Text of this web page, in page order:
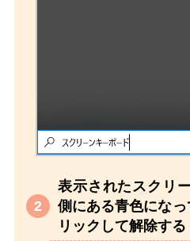
表示されたスクリ
側にある青色にな
リックして解除する